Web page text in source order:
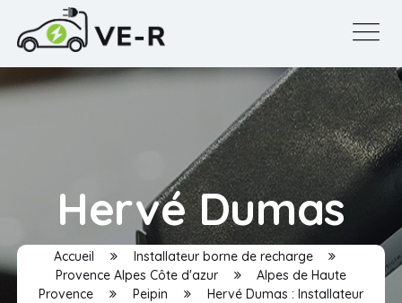
Hervé Dumas
Accueil
Installateur borne de recharge
Provence Alpes Côte d'azur
Alpes de Haute
Provence
Peipin
Hervé Dumas : Installateur